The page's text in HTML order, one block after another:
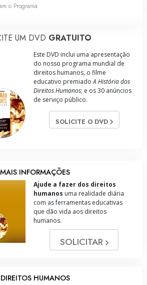
o Programa
UM DVD GRATUITO
Este DVD inclui uma apresentação
do nosso programa mundial de
direitos humanos, o filme
educativo premiadoA História dos
Direitos Humanos; e os 30 anúncios
de serviço público.
SOLICITE O DVD
MAIS INFORMAÇÕES
Ajude a fazer dos direitos
humanos uma realidade diária
com as ferramentas educativas
que dão vida aos direitos
humanos.
SOLICITAR
DIREITOS HUMANOS